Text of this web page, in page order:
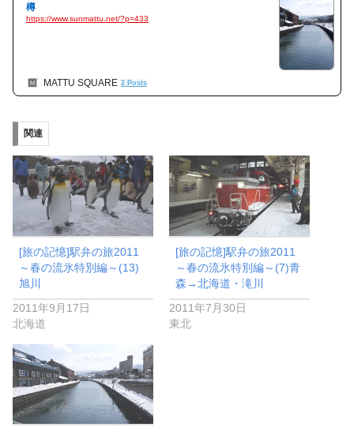
樽
https://www.sunmattu.net/?p=433
MATTU SQUARE 2 Posts
関連
[旅の記憶]駅弁の旅2011
～春の流氷特別編～(13)
旭川
2011年9月17日
北海道
[旅の記憶]駅弁の旅2011
～春の流氷特別編～(7)青
森→北海道・滝川
2011年7月30日
東北